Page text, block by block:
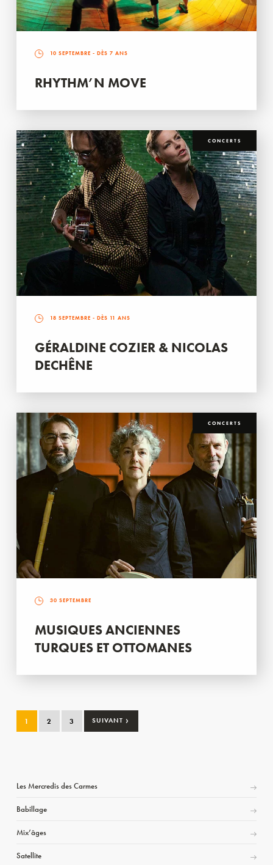
10 SEPTEMBRE - DÈS 7 ANS
RHYTHM’N MOVE
CONCERTS
18 SEPTEMBRE - DÈS 11 ANS
GÉRALDINE COZIER & NICOLAS
DECHÊNE
CONCERTS
30 SEPTEMBRE
MUSIQUES ANCIENNES
TURQUES ET OTTOMANES
1 2 3 SUIVANT ›
Les Mercredis des Carmes
Babillage
Mix’âges
Satellite